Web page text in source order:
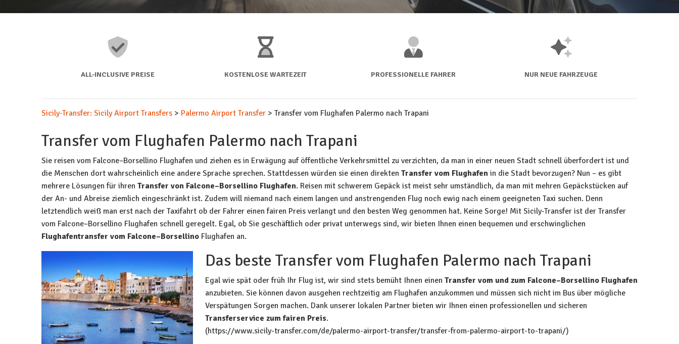
ALL-INCLUSIVE PREISE KOSTENLOSE WARTEZEIT PROFESSIONELLE FAHRER NUR NEUE FAHRZEUGE
Sicily-Transfer: Sicily Airport Transfers > Palermo Airport Transfer > Transfer vom Flughafen Palermo nach Trapani
Transfer vom Flughafen Palermo nach Trapani
Sie reisen vom Falcone–Borsellino Flughafen und ziehen es in Erwägung auf öffentliche Verkehrsmittel zu verzichten, da man in einer neuen Stadt schnell überfordert ist und
die Menschen dort wahrscheinlich eine andere Sprache sprechen. Stattdessen würden sie einen direkten Transfer vom Flughafen in die Stadt bevorzugen? Nun – es gibt
mehrere Lösungen für ihren Transfer von Falcone–Borsellino Flughafen. Reisen mit schwerem Gepäck ist meist sehr umständlich, da man mit mehren Gepäckstücken auf
der An- und Abreise ziemlich eingeschränkt ist. Zudem will niemand nach einem langen und anstrengenden Flug noch ewig nach einem geeigneten Taxi suchen. Denn
letztendlich weiß man erst nach der Taxifahrt ob der Fahrer einen fairen Preis verlangt und den besten Weg genommen hat. Keine Sorge! Mit Sicily-Transfer ist der Transfer
vom Falcone–Borsellino Flughafen schnell geregelt. Egal, ob Sie geschäftlich oder privat unterwegs sind, wir bieten Ihnen einen bequemen und erschwinglichen
Flughafentransfer vom Falcone–Borsellino Flughafen an.
Das beste Transfer vom Flughafen Palermo nach Trapani
Egal wie spät oder früh Ihr Flug ist, wir sind stets bemüht Ihnen einen Transfer vom und zum Falcone–Borsellino Flughafen
anzubieten. Sie können davon ausgehen rechtzeitig am Flughafen anzukommen und müssen sich nicht im Bus über mögliche
Verspätungen Sorgen machen. Dank unserer lokalen Partner bieten wir Ihnen einen professionellen und sicheren
Transferservice zum fairen Preis.
(https://www.sicily-transfer.com/de/palermo-airport-transfer/transfer-from-palermo-airport-to-trapani/)